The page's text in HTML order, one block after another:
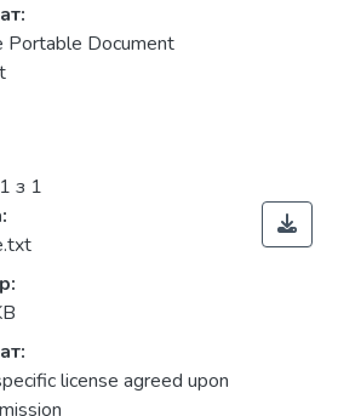
Portable Document
з 1
license agreed upon